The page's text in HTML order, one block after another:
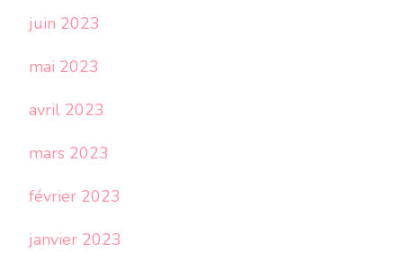
juin 2023
mai 2023
avril 2023
mars 2023
février 2023
janvier 2023